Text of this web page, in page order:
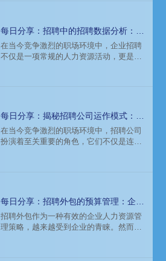
及实施效果三个方面进行探讨。
每日分享：招聘中的招聘数据分析：提
升招聘效果的关键指标
在当今竞争激烈的职场环境中，企业招聘
不仅是一项常规的人力资源活动，更是决
果的关键指标。
每日分享：揭秘招聘公司运作模式：如
何高效匹配人才与岗位
在当今竞争激烈的职场环境中，招聘公司
扮演着至关重要的角色，它们不仅是连接
您一探究竟。
每日分享：招聘外包的预算管理：企业
如何合理控制招聘成本
招聘外包作为一种有效的企业人力资源管
理策略，越来越受到企业的青睐。然而，